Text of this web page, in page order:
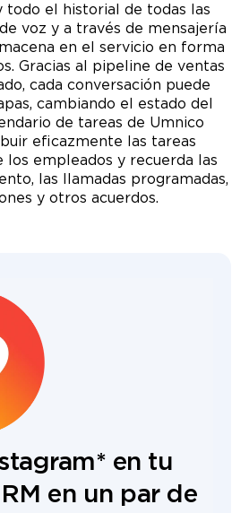
todo el historial de todas las
voz y a través de mensajería
en el servicio en forma
Gracias al pipeline de ventas
cada conversación puede
cambiando el estado del
de tareas de Umnico
eficazmente las tareas
los empleados y recuerda las
las llamadas programadas,
y otros acuerdos.
en tu
en un par de